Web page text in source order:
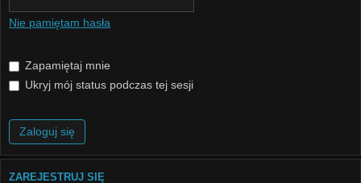
Nie pamiętam hasła
Zapamiętaj mnie
Ukryj mój status podczas tej sesji
ZAREJESTRUJ SIĘ